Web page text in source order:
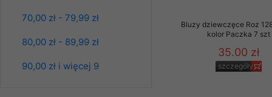
70,00 zł - 79,99 zł
80,00 zł - 89,99 zł
90,00 zł i więcej 9
Bluzy damskie Roz
L-3XL. 1 kolor.
39.00 zł
Bluzy dziewczęce Roz
kolor Paczka 7 szt
35.00 zł
szczegóły
• ostatnio
szczególności
zawierającego